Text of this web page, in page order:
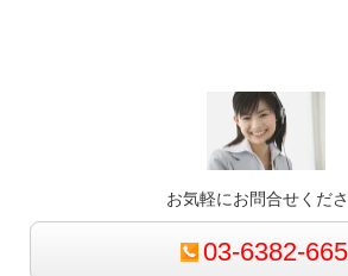
お気軽にお問合せくだ
03-6382-